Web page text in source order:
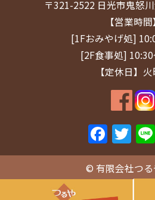
2024年11月
2024年9月
2024年8月
2024年7月
2024年4月
2024年3月
2024年2月
〒321-2522 日光市鬼怒
【営業時間】
[1Fおみやげ処]
[2F食事処]
【定休日】
F
a
c
e
T
w
itt
© 有限会社つ